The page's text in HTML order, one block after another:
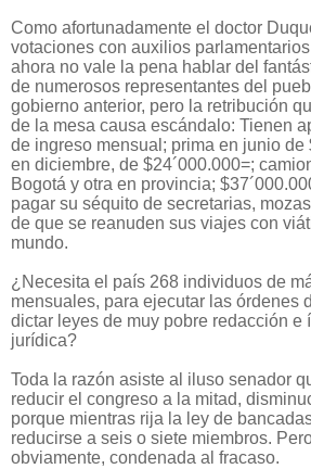
Como afortunadamente el doctor
votaciones con auxilios
ahora no vale la pena hablar del
de numerosos representantes del
gobierno anterior, pero la retribución
de la mesa causa escándalo: Tienen
de ingreso mensual; prima en junio de
en diciembre, de $24´000.000=;
Bogotá y otra en provincia;
pagar su séquito de secretarias,
de que se reanuden sus viajes con
mundo.
¿Necesita el país 268 individuos de
mensuales, para ejecutar las órdenes
dictar leyes de muy pobre redacción e
jurídica?
Toda la razón asiste al iluso senador
reducir el congreso a la mitad,
porque mientras rija la ley de
reducirse a seis o siete miembros.
obviamente, condenada al fracaso.